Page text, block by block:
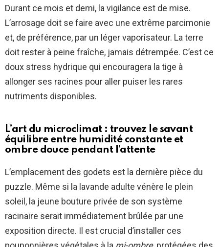
Durant ce mois et demi, la vigilance est de mise.
L’arrosage doit se faire avec une extrême parcimonie
et, de préférence, par un léger vaporisateur. La terre
doit rester à peine fraîche, jamais détrempée. C’est ce
doux stress hydrique qui encouragera la tige à
allonger ses racines pour aller puiser les rares
nutriments disponibles.
L’art du microclimat : trouvez le savant
équilibre entre humidité constante et
ombre douce pendant l’attente
L’emplacement des godets est la dernière pièce du
puzzle. Même si la lavande adulte vénère le plein
soleil, la jeune bouture privée de son système
racinaire serait immédiatement brûlée par une
exposition directe. Il est crucial d’installer ces